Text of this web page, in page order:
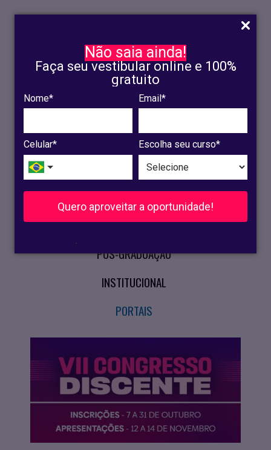
Não saia ainda!
Faça seu vestibular online e 100%
gratuito
Nome* Email*
Celular* Escolha seu curso*
Quero aproveitar a oportunidade!
.
INSCRIÇÃO
OLINDA
RECIFE
VESTIBULAR
CURSOS PRESENCIAIS
PÓS-GRADUAÇÃO
INSTITUCIONAL
PORTAIS